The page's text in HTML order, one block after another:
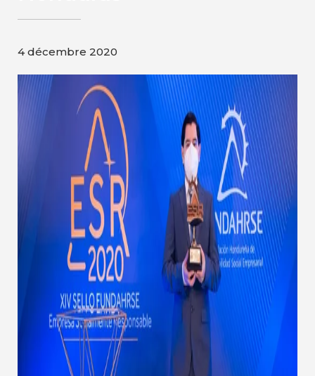
4 décembre 2020